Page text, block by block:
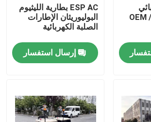
4000 كيلوغرام OEM /
ESP AC بطارية الليثيوم
البوليوريثان الإطارات
الصلبة الكهربائية
إرسال استفسار